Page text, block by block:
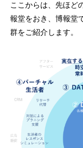
ここからは、先ほど
報堂をおき、博報堂
群をご紹介します。